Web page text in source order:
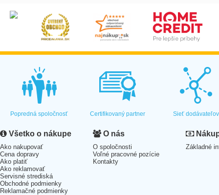
Popredná spoločnosť Certifikovaný partner Sieť dodávateľov
Všetko o nákupe
Ako nakupovať
Cena dopravy
Ako platiť
Ako reklamovať
Servisné strediská
Obchodné podmienky
Reklamačné podmienky
O nás
O spoločnosti
Voľné pracovné pozície
Kontakty
Základné